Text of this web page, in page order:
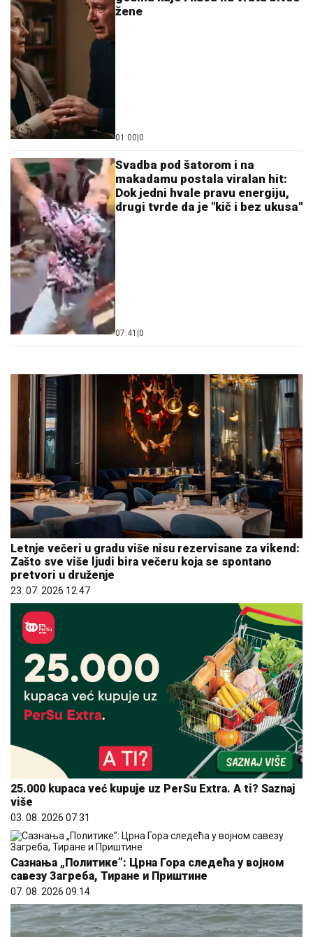
žene
01:00|0
Svadba pod šatorom i na
makadamu postala viralan hit:
Dok jedni hvale pravu energiju,
drugi tvrde da je "kič i bez ukusa"
07:41 |0
Letnje večeri u gradu više nisu rezervisane za vikend:
Zašto sve više ljudi bira večeru koja se spontano
pretvori u druženje
23. 07. 2026 12:47
25.000 kupaca već kupuje uz PerSu Extra. A ti? Saznaj
više
03. 08. 2026 07:31
Сазнања „Политике”: Црна Гора следећа у војном
савезу Загреба, Тиране и Приштине
07. 08. 2026 09:14